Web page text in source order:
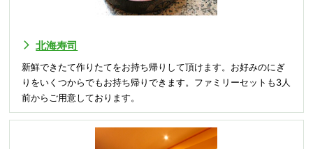
北海寿司
新鮮できたて作りたてをお持ち帰りして頂けます。お好みのにぎ
りをいくつからでもお持ち帰りできます。ファミリーセットも3人
前からご用意しております。